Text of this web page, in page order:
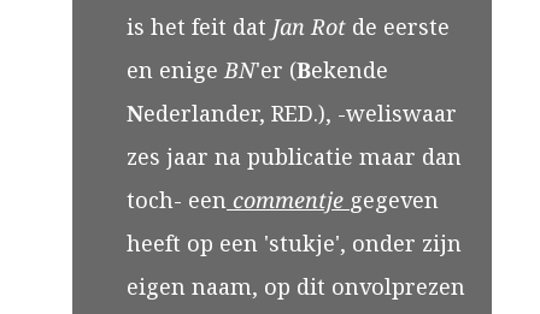
is het feit dat Jan Rot de eerste
en enigeBN'er (Bekende
Nederlander, RED.), -weliswaar
zes jaar na publicatie maar dan
toch- een commentje gegeven
heeft op een 'stukje', onder zijn
eigen naam, op dit onvolprezen